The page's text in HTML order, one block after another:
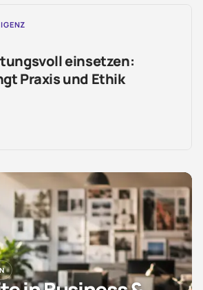
einsetzen:
Praxis und Ethik